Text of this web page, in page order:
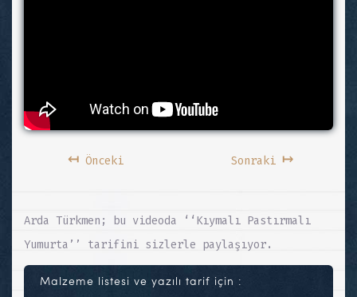
↤Önceki Sonraki ↦
Arda Türkmen; bu videoda ‘‘Kıymalı Pastırmalı
Yumurta’’ tarifini sizlerle paylaşıyor.
Malzeme listesi ve yazılı tarif için :